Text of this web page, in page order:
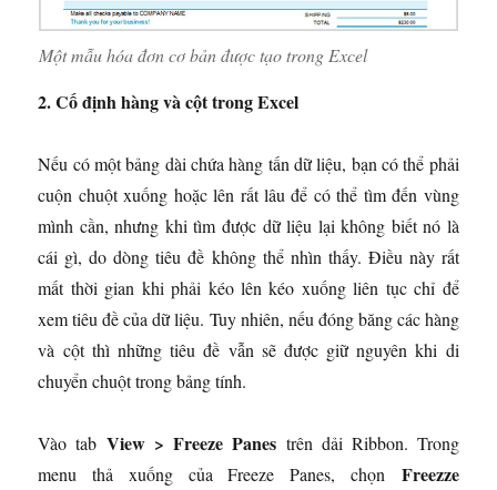
Một mẫu hóa đơn cơ bản được tạo trong Excel
2. Cố định hàng và cột trong Excel
Nếu có một bảng dài chứa hàng tấn dữ liệu, bạn có thể phải
cuộn chuột xuống hoặc lên rất lâu để có thể tìm đến vùng
mình cần, nhưng khi tìm được dữ liệu lại không biết nó là
cái gì, do dòng tiêu đề không thể nhìn thấy. Điều này rất
mất thời gian khi phải kéo lên kéo xuống liên tục chỉ để
xem tiêu đề của dữ liệu. Tuy nhiên, nếu đóng băng các hàng
và cột thì những tiêu đề vẫn sẽ được giữ nguyên khi di
chuyển chuột trong bảng tính.
Vào tabView > Freeze Panestrên dải Ribbon. Trong
menu thả xuống của Freeze Panes, chọn Freezze